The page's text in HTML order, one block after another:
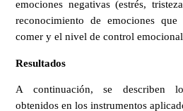
emociones negativas (estrés,
reconocimiento de emociones que
comer y el nivel de control
Resultados
A continuación, se describen
obtenidos en los instrumentos